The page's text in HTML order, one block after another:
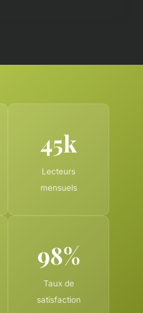
45k
Lecteurs
mensuels
98%
Taux de
satisfaction